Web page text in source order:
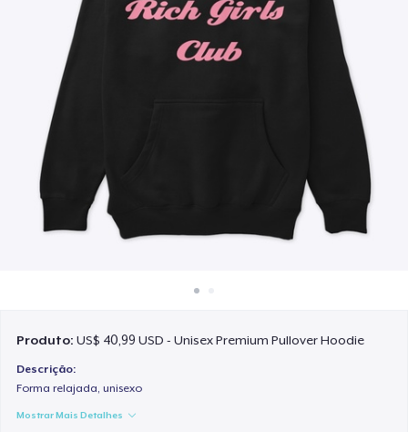
Venda em todo lugar
Produto:US$ 40,99 USD - Unisex Premium Pullover Hoodie
Descrição:
Forma relajada, unisexo
Mostrar Mais Detalhes